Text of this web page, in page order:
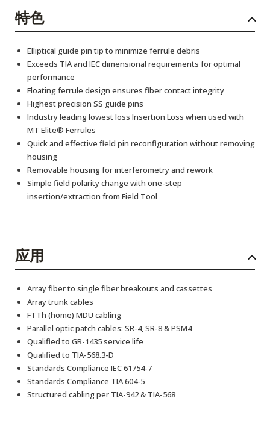
特色
Elliptical guide pin tip to minimize ferrule debris
Exceeds TIA and IEC dimensional requirements for optimal
performance
Floating ferrule design ensures fiber contact integrity
Highest precision SS guide pins
Industry leading lowest loss Insertion Loss when used with
MT Elite® Ferrules
Quick and effective field pin reconfiguration without removing
housing
Removable housing for interferometry and rework
Simple field polarity change with one-step
insertion/extraction from Field Tool
应用
Array fiber to single fiber breakouts and cassettes
Array trunk cables
FTTh (home) MDU cabling
Parallel optic patch cables: SR-4, SR-8 & PSM4
Qualified to GR-1435 service life
Qualified to TIA-568.3-D
Standards Compliance IEC 61754-7
Standards Compliance TIA 604-5
Structured cabling per TIA-942 & TIA-568